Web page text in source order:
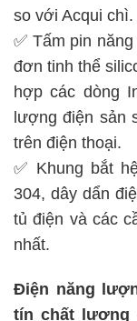
so với Acqui chì.
✅ Tấm pin
đơn tinh thể
hợp các dòng
lượng điện sản
trên điện thoại.
✅ Khung bắt
304, dây dẩn
tủ điện và các
nhất.
Điện năng
tín chất lượng